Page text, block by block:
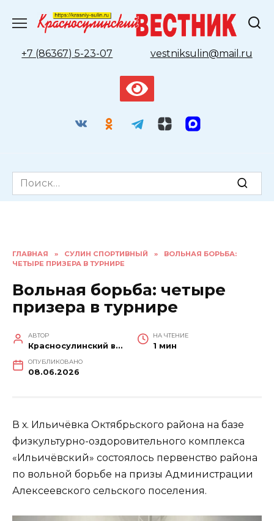
содержанию
+7 (86367) 5-23-07
vestniksulin@mail.ru
Search
for:
ГЛАВНАЯ » СУЛИН СПОРТИВНЫЙ »
ВОЛЬНАЯ БОРЬБА:
ЧЕТЫРЕ ПРИЗЕРА В ТУРНИРЕ
Вольная борьба: четыре
призера в турнире
АВТОР
Красносулинский вестник
НА ЧТЕНИЕ
1 мин
ОПУБЛИКОВАНО
08.06.2026
В х. Ильичёвка Октябрьского района на базе
физкультурно-оздоровительного комплекса
«Ильичёвский» состоялось первенство района
по вольной борьбе на призы Администрации
Алексеевского сельского поселения.